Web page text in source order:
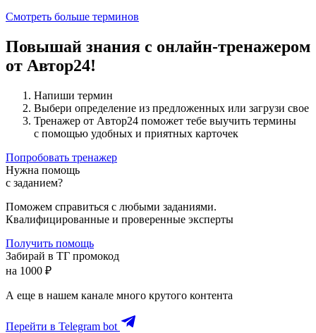
Смотреть больше терминов
Повышай знания с онлайн-тренажером
от Автор24!
Напиши термин
Выбери определение из предложенных или загрузи свое
Тренажер от Автор24 поможет тебе выучить термины
с помощью удобных и приятных карточек
Попробовать тренажер
Нужна помощь
с заданием?
Поможем справиться с любыми заданиями.
Квалифицированные и проверенные эксперты
Получить помощь
Забирай в ТГ промокод
на 1000 ₽
А еще в нашем канале много крутого контента
Перейти в Telegram bot